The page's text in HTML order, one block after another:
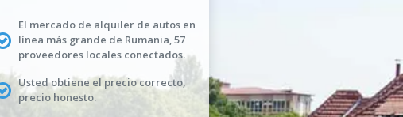
El mercado de alquiler de autos en
línea más grande de Rumania, 57
proveedores locales conectados.
Usted obtiene el precio correcto,
precio honesto.